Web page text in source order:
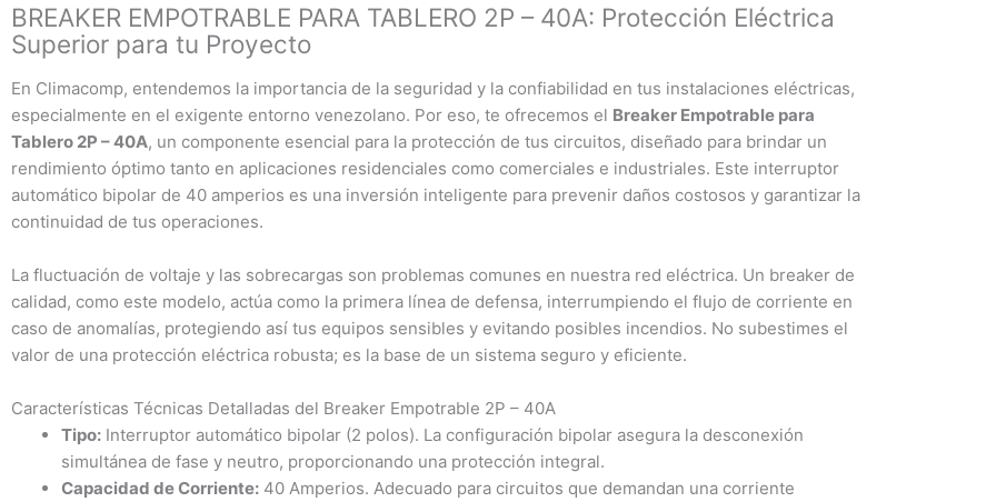
BREAKER EMPOTRABLE PARA TABLERO 2P – 40A: Protección Eléctrica
Superior para tu Proyecto
En Climacomp, entendemos la importancia de la seguridad y la confiabilidad en tus instalaciones eléctricas,
especialmente en el exigente entorno venezolano. Por eso, te ofrecemos el Breaker Empotrable para
Tablero 2P – 40A, un componente esencial para la protección de tus circuitos, diseñado para brindar un
rendimiento óptimo tanto en aplicaciones residenciales como comerciales e industriales. Este interruptor
automático bipolar de 40 amperios es una inversión inteligente para prevenir daños costosos y garantizar la
continuidad de tus operaciones.
La fluctuación de voltaje y las sobrecargas son problemas comunes en nuestra red eléctrica. Un breaker de
calidad, como este modelo, actúa como la primera línea de defensa, interrumpiendo el flujo de corriente en
caso de anomalías, protegiendo así tus equipos sensibles y evitando posibles incendios. No subestimes el
valor de una protección eléctrica robusta; es la base de un sistema seguro y eficiente.
Características Técnicas Detalladas del Breaker Empotrable 2P – 40A
Tipo: Interruptor automático bipolar (2 polos). La configuración bipolar asegura la desconexión
simultánea de fase y neutro, proporcionando una protección integral.
Capacidad de Corriente: 40 Amperios. Adecuado para circuitos que demandan una corriente